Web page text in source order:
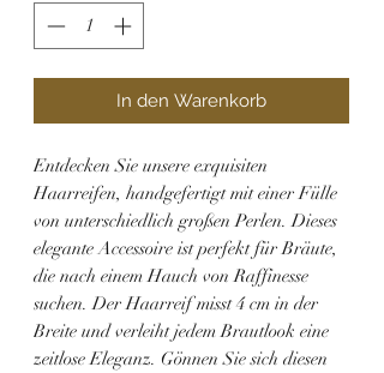
In den Warenkorb
Entdecken Sie unsere exquisiten
Haarreifen, handgefertigt mit einer Fülle
von unterschiedlich großen Perlen. Dieses
elegante Accessoire ist perfekt für Bräute,
die nach einem Hauch von Raffinesse
suchen. Der Haarreif misst 4 cm in der
Breite und verleiht jedem Brautlook eine
zeitlose Eleganz. Gönnen Sie sich diesen